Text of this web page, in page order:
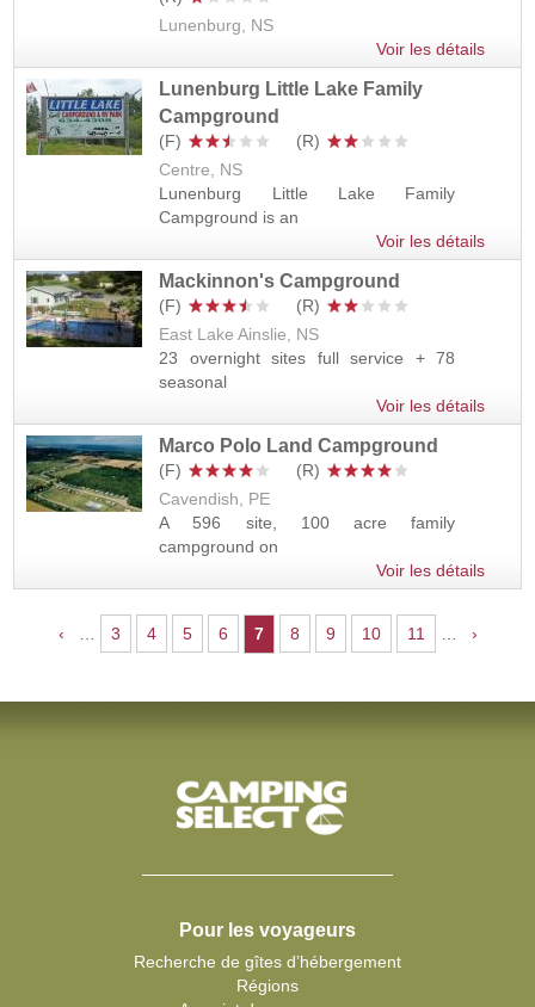
Lunenburg, NS
Voir les détails
Lunenburg Little Lake Family
Campground
Centre, NS
Lunenburg Little Lake Family
Campground is an
Voir les détails
Mackinnon's Campground
East Lake Ainslie, NS
23 overnight sites full service + 78
seasonal
Voir les détails
Marco Polo Land Campground
Cavendish, PE
A 596 site, 100 acre family
campground on
Voir les détails
‹ 3 4 5 6 7 8 9 10 11 ›
Pour les voyageurs
Recherche de gîtes d’hébergement
Régions